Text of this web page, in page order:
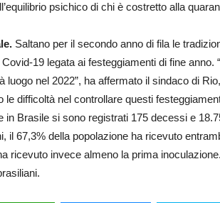
psichico di chi è costretto alla
Saltano per il secondo anno di fila le
19 legata ai festeggiamenti di fine anno.
luogo nel 2022”, ha affermato il sindaco di
difficoltà nel controllare questi
in Brasile si sono registrati 175 decessi e
il 67,3% della popolazione ha ricevuto
ricevuto invece almeno la prima